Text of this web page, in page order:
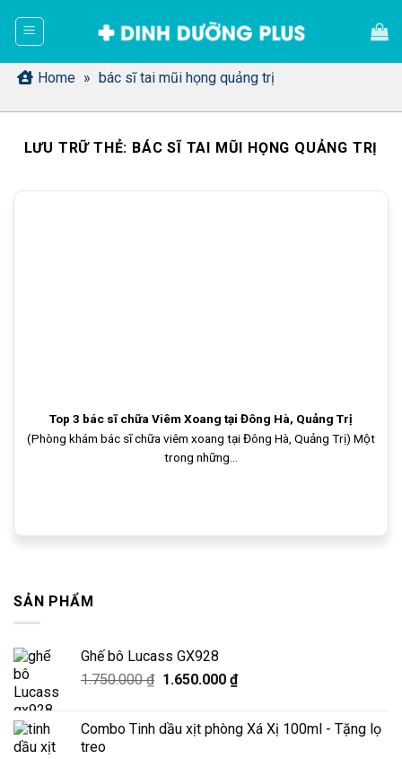
dung Home » bác sĩ tai mũi họng quảng trị
LƯU TRỮ THẺ: BÁC SĨ TAI MŨI HỌNG QUẢNG TRỊ
Top 3 bác sĩ chữa Viêm Xoang tại Đông Hà, Quảng Trị
(Phòng khám bác sĩ chữa viêm xoang tại Đông Hà, Quảng Trị) Một
trong những...
SẢN PHẨM
Ghế bô Lucass GX928
1.750.000₫ Giá
1.750.000 ₫.
1.650.000 ₫Giá
là:
Combo Tinh dầu xịt phòng Xá Xị 100ml - Tặng lọ
treo